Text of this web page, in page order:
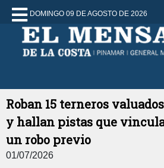
DOMINGO 09 DE AGOSTO DE 2026
Roban 15 terneros
y hallan pistas que
un robo previo
01/07/2026